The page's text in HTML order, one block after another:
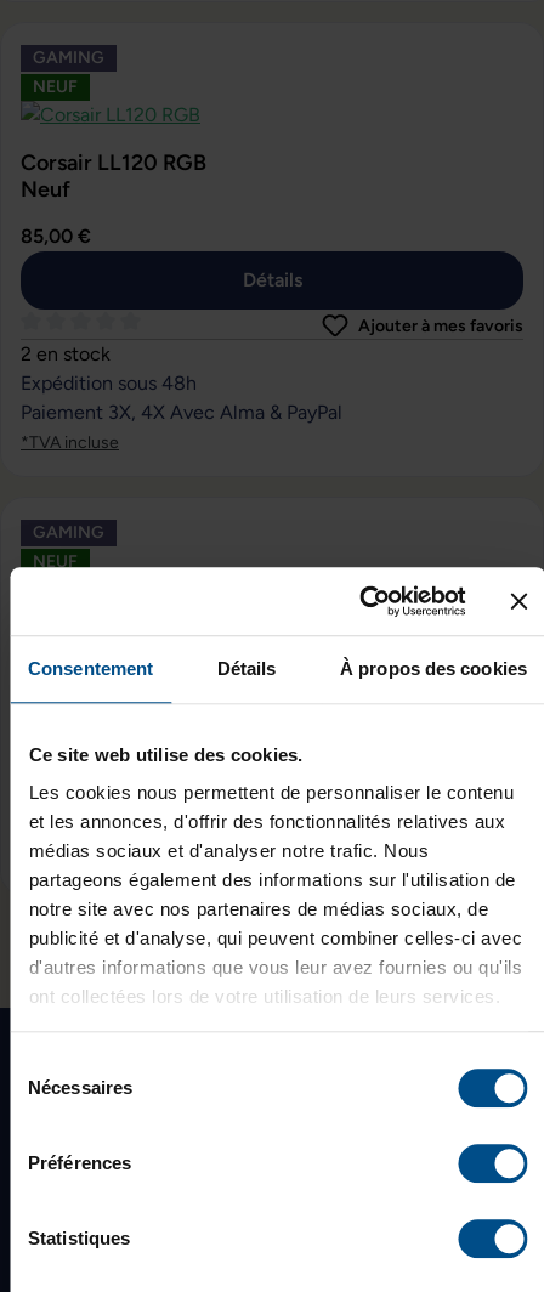
Consentement Détails À propos des cookies
Ce site web utilise des cookies.
Les cookies nous permettent de personnaliser le contenu
et les annonces, d'offrir des fonctionnalités relatives aux
médias sociaux et d'analyser notre trafic. Nous
partageons également des informations sur l'utilisation de
notre site avec nos partenaires de médias sociaux, de
publicité et d'analyse, qui peuvent combiner celles-ci avec
d'autres informations que vous leur avez fournies ou qu'ils
ont collectées lors de votre utilisation de leurs services.
Nécessaires
Préférences
Statistiques
GAMING
NEUF
Corsair LL120 RGB
Neuf
85,00 €
Détails
Note moyenne de 0 sur 5 étoiles
Ajouter à mes favoris
2 en stock
Expédition sous 48h
Paiement 3X, 4X Avec Alma & PayPal
*TVA incluse
GAMING
NEUF
Corsair Hydro X Series XL8 Performance Coolant
Note moyenne de 0 sur 5 étoiles
2 en stock
Cette sélection n'est pas disponible
*TVA incluse
Garantie de 12 mois
Qui sommes-nous ?